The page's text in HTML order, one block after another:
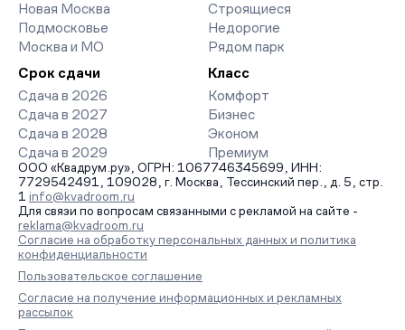
Новая Москва
Подмосковье
Москва и МО
Строящиеся
Недорогие
Рядом парк
Срок сдачи
Сдача в 2026
Сдача в 2027
Сдача в 2028
Сдача в 2029
Класс
Комфорт
Бизнес
Эконом
Премиум
ООО «Квадрум.ру», ОГРН: 1067746345699, ИНН:
7729542491, 109028, г. Москва, Тессинский пер., д. 5, стр.
1 info@kvadroom.ru
Для связи по вопросам связанными с рекламой на сайте -
reklama@kvadroom.ru
Согласие на обработку персональных данных и политика
конфиденциальности
Пользовательское соглашение
Согласие на получение информационных и рекламных
рассылок